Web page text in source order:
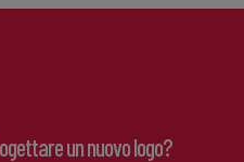
un nuovo logo?